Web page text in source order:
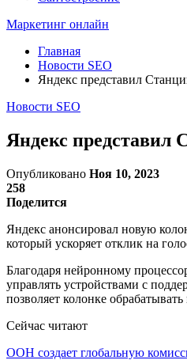
Маркетинг онлайн
Главная
Новости SEO
Яндекс представил
Новости SEO
Яндекс
Опубликовано Ноя 10, 2023
258
Поделится
Яндекс анонсировал новую
который ускоряет отклик на
Благодаря нейронному
управлять устройствами с
позволяет колонке
Сейчас читают
ООН создает глобальную